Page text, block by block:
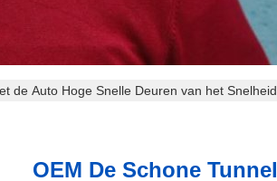
de Auto Hoge Snelle Deuren van het
OEM De Schone